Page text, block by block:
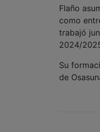
Flaño
como
trabajó
2024/
Su
de